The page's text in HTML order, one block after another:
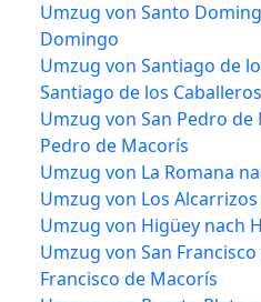
Umzug von Santo
Domingo
Umzug von Santiago de
Santiago de los Caballeros
Umzug von San Pedro de
Pedro de Macorís
Umzug von La Romana
Umzug von Los
Umzug von Higüey nach
Umzug von San
Francisco de Macorís